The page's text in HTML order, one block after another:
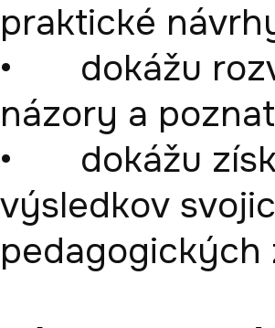
praktické
•	dokážu rozvíjať schopnosť komunikovať svoje
názory a
•	dokážu získať skúsenosti v prezentovaní
výsledkov